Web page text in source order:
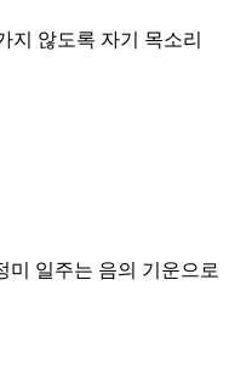
지 않도록 자기 목소리
미 일주는 음의 기운으로